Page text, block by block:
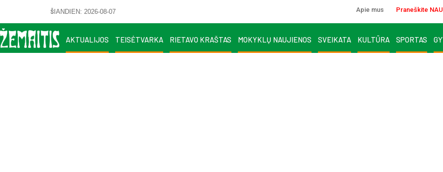
ŠIANDIEN: 2026-08-07 Apie mus Praneškite
AKTUALIJOS TEISĖTVARKA RIETAVO KRAŠTAS MOKYKLŲ NAUJIENOS SVEIKATA KULTŪRA SPORTAS